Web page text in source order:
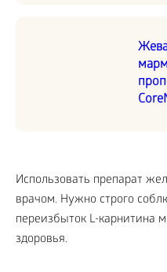
Использовать препарат
врачом. Нужно строго
переизбыток L-карнитина
здоровья.